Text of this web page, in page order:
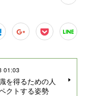
01:03
を得るための人
クトする姿勢